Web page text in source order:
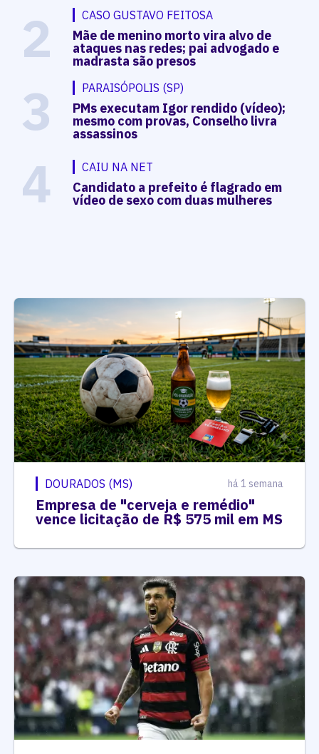
2 CASO GUSTAVO FEITOSA
Mãe de menino morto vira alvo de
ataques nas redes; pai advogado e
madrasta são presos
3 PARAISÓPOLIS (SP)
PMs executam Igor rendido (vídeo);
mesmo com provas, Conselho livra
assassinos
4 CAIU NA NET
Candidato a prefeito é flagrado em
vídeo de sexo com duas mulheres
DOURADOS (MS) há 1 semana
Empresa de "cerveja e remédio"
vence licitação de R$ 575 mil em MS